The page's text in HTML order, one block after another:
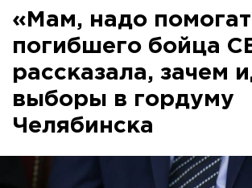
«Мам, надо
погибшего бойца
рассказала, зачем
выборы в гордуму
Челябинска